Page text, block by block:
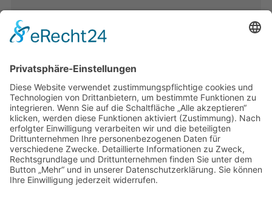
Band 28: Andrea Zeller
Eurorettung um jeden Preis?
Band 27: Thomas Jansen
Europa verstehen
Band 26: Andreas Öffner
Die Macht der Interessen
Band 25: Edmund Ratka
Deutschlands Mittelmeerpolitik